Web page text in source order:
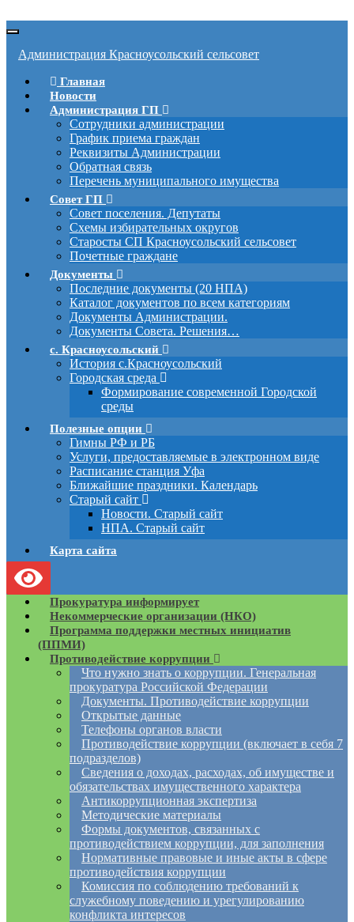
Вкл/
выкл
навигации
Администрация Красноусольский сельсовет
Главная
Новости
Администрация ГП
Сотрудники администрации
График приема граждан
Реквизиты Администрации
Обратная связь
Перечень муниципального имущества
Совет ГП
Совет поселения. Депутаты
Схемы избирательных округов
Старосты СП Красноусольский сельсовет
Почетные граждане
Документы
Последние документы (20 НПА)
Каталог документов по всем категориям
Документы Администрации.
Документы Совета. Решения…
с. Красноусольский
История с.Красноусольский
Городская среда
Формирование современной Городской
среды
Полезные опции
Гимны РФ и РБ
Услуги, предоставляемые в электронном виде
Расписание станция Уфа
Ближайшие праздники. Календарь
Старый сайт
Новости. Старый сайт
НПА. Старый сайт
Карта сайта
Прокуратура информирует
Некоммерческие организации (НКО)
Программа поддержки местных инициатив
(ППМИ)
Противодействие коррупции
Что нужно знать о коррупции. Генеральная
прокуратура Российской Федерации
Документы. Противодействие коррупции
Открытые данные
Телефоны органов власти
Противодействие коррупции (включает в себя 7
подразделов)
Сведения о доходах, расходах, об имуществе и
обязательствах имущественного характера
Антикоррупционная экспертиза
Методические материалы
Формы документов, связанных с
противодействием коррупции, для заполнения
Нормативные правовые и иные акты в сфере
противодействия коррупции
Комиссия по соблюдению требований к
служебному поведению и урегулированию
конфликта интересов